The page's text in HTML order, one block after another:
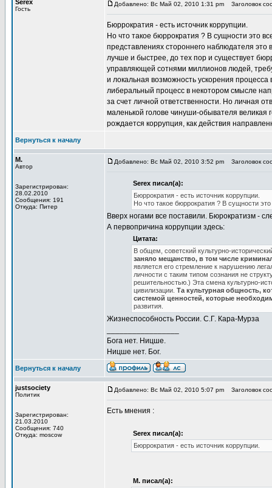
Serex
Гость
Добавлено: Вс Май 02, 2010 1:31 pm Заголовок
Бюррократия - есть источник коррупции.
Но что такое бюррократия ? В сущности это
представлениях стороннего наблюдателя
лучше и быстрее, до тех пор и существует
управляющей сотнями миллионов людей,
и локальная возможность ускорения
либеральный процесс в некотором смысле
за счет личной ответственности. Но личная
маленькой голове чинуши-обывателя великая
рождается коррупция, как действия
Вернуться к началу
М.
Автор
Зарегистрирован:
28.02.2010
Сообщения: 191
Откуда: Питер
Добавлено: Вс Май 02, 2010 3:52 pm Заголовок
Serex писал(а):
Бюррократия - есть источник коррупции.
Но что такое бюррократия ? В сущности
Вверх ногами все поставили. Бюрократизм -
А первопричина коррупции здесь:
Цитата:
В общем, советский культурно-
заняло мещанство, в том числе
является его стремление к нарушению
личности с таким типом сознания не
решительностью.) Эта смена культурно-
цивилизации. Та культурная общность,
системой ценностей, которые
развития.
Жизнеспособность России. С.Г. Кара-Мурза
Бога нет. Ницше.
Ницше нет. Бог.
Вернуться к началу
justsociety
Политик
Зарегистрирован:
21.03.2010
Сообщения: 740
Откуда: moscow
Добавлено: Вс Май 02, 2010 5:07 pm Заголовок
Есть мнения :
Serex писал(а):
Бюррократия - есть источник коррупции.
М. писал(а):